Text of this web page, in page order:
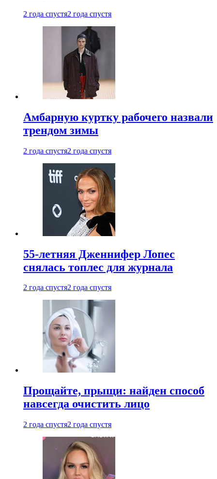
2 года спустя2 года спустя
Амбарную куртку рабочего назвали
трендом зимы
2 года спустя2 года спустя
55-летняя Дженнифер Лопес
снялась топлес для журнала
2 года спустя2 года спустя
Прощайте, прыщи: найден способ
навсегда очистить лицо
2 года спустя2 года спустя